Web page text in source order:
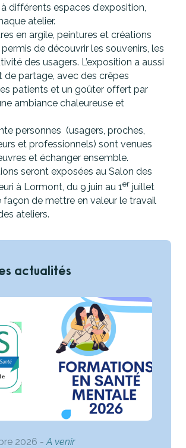
différents espaces d’exposition,
atelier.
en argile, peintures et créations
de découvrir les souvenirs, les
des usagers. L’exposition a aussi
de partage, avec des crêpes
patients et un goûter offert par
ambiance chaleureuse et
personnes (usagers, proches,
et professionnels) sont venues
et échanger ensemble.
seront exposées au Salon des
à Lormont, du 9 juin au 1er juillet
façon de mettre en valeur le travail
ateliers.
actualités
2026 -A venir